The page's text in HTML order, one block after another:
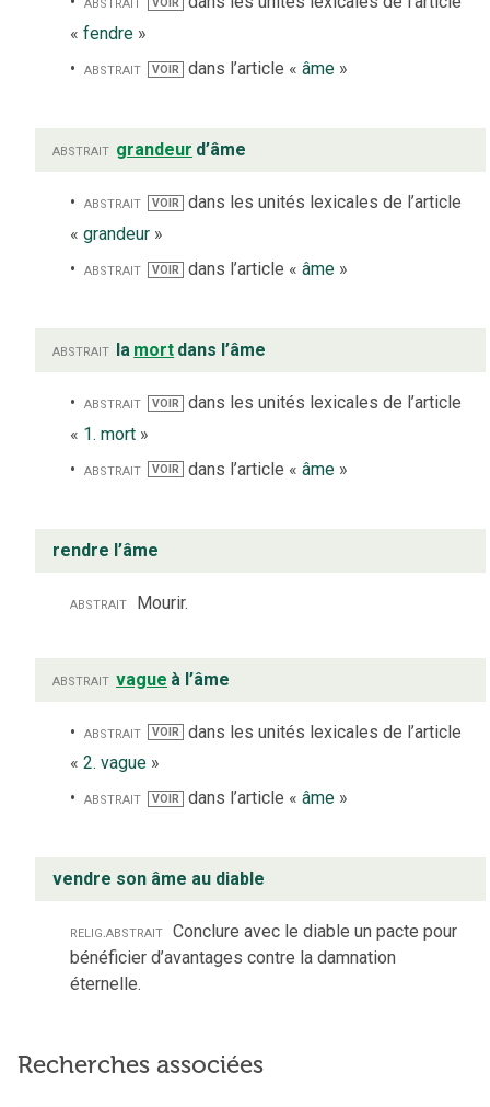
« fendre »
abstrait
VOIR dans l’article « âme»
abstrait grandeur d’âme
abstrait VOIR dans les unités lexicales de l’article
« grandeur »
abstrait
VOIR dans l’article « âme»
abstrait la mort dans l’âme
abstrait VOIR dans les unités lexicales de l’article
« 1. mort »
abstrait
VOIR dans l’article « âme»
rendre l’âme
abstrait Mourir.
abstrait vague à l’âme
abstrait VOIR
dans les unités lexicales de l’article
« 2. vague »
abstrait
VOIR dans l’article « âme»
vendre son âme au diable
relig.abstrait Conclure avec le diable un pacte pour
bénéficier d’avantages contre la damnation
éternelle.
Recherches associées